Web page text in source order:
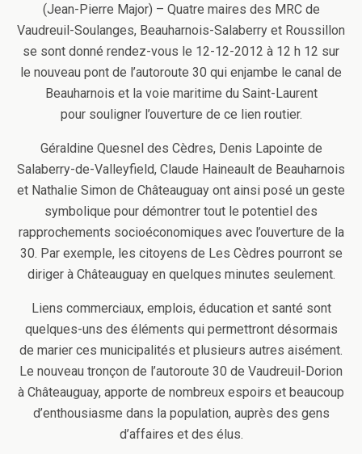
(Jean-Pierre Major) – Quatre maires des MRC de
Vaudreuil-Soulanges, Beauharnois-Salaberry et Roussillon
se sont donné rendez-vous le 12-12-2012 à 12 h 12 sur
le nouveau pont de l’autoroute 30 qui enjambe le canal de
Beauharnois et la voie maritime du Saint-Laurent
pour souligner l’ouverture de ce lien routier.
Géraldine Quesnel des Cèdres, Denis Lapointe de
Salaberry-de-Valleyfield, Claude Haineault de Beauharnois
et Nathalie Simon de Châteauguay ont ainsi posé un geste
symbolique pour démontrer tout le potentiel des
rapprochements socioéconomiques avec l’ouverture de la
30. Par exemple, les citoyens de Les Cèdres pourront se
diriger à Châteauguay en quelques minutes seulement.
Liens commerciaux, emplois, éducation et santé sont
quelques-uns des éléments qui permettront désormais
de marier ces municipalités et plusieurs autres aisément.
Le nouveau tronçon de l’autoroute 30 de Vaudreuil-Dorion
à Châteauguay, apporte de nombreux espoirs et beaucoup
d’enthousiasme dans la population, auprès des gens
d’affaires et des élus.